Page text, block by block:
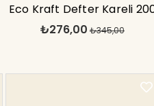
Eco Kraft Defter Kareli
syf Kırmızı 17x24 cm
₺276,00 ₺345,00